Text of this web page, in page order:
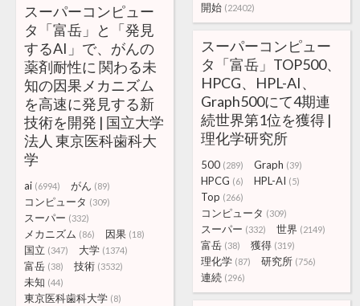
開始 (22402)
スーパーコンピュー
タ「富岳」と「発見
するAI」で、がんの
薬剤耐性に 関わる未
知の因果メカニズム
を高速に発見する新
技術を開発 | 国立大学
法人 東京医科歯科大
学
ai (6994) がん (89)
コンピュータ (309)
スーパー (332)
メカニズム (86) 因果 (18)
国立 (347) 大学 (1374)
富岳 (38) 技術 (3532)
未知 (44)
東京医科歯科大学 (8)
スーパーコンピュー
タ「富岳」TOP500、
HPCG、HPL-AI、
Graph500にて4期連
続世界第1位を獲得 |
理化学研究所
500 (289) Graph (39)
HPCG (6) HPL-AI (5)
Top (266)
コンピュータ (309)
スーパー (332) 世界 (2149)
富岳 (38) 獲得 (319)
理化学 (87) 研究所 (756)
連続 (296)